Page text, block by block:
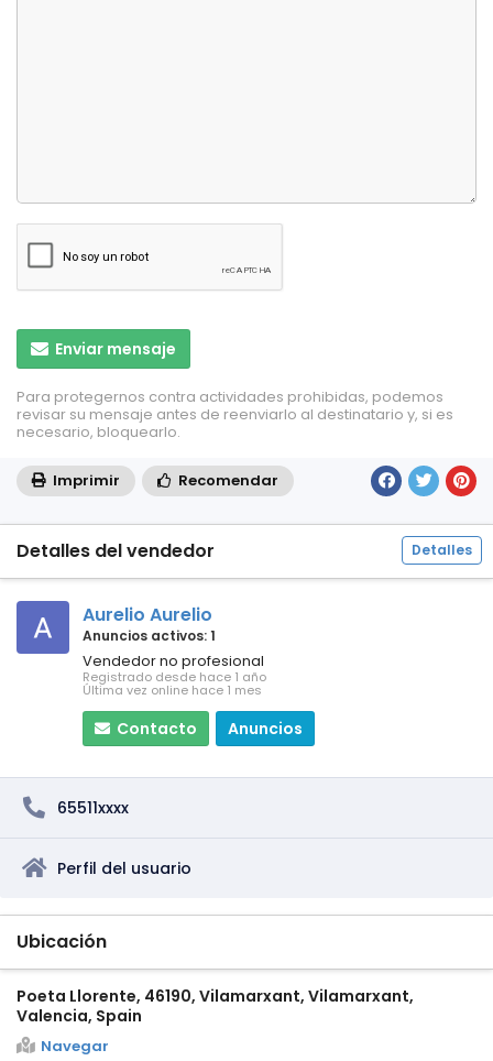
Enviar mensaje
Para protegernos contra actividades prohibidas, podemos
revisar su mensaje antes de reenviarlo al destinatario y, si es
necesario, bloquearlo.
Imprimir Recomendar
Detalles del vendedor Detalles
Aurelio Aurelio
Anuncios activos: 1
Vendedor no profesional
Registrado desde hace 1 año
Última vez online hace 1 mes
Contacto Anuncios
65511xxxx
Perfil del usuario
Ubicación
Poeta Llorente, 46190, Vilamarxant, Vilamarxant,
Valencia, Spain
Navegar